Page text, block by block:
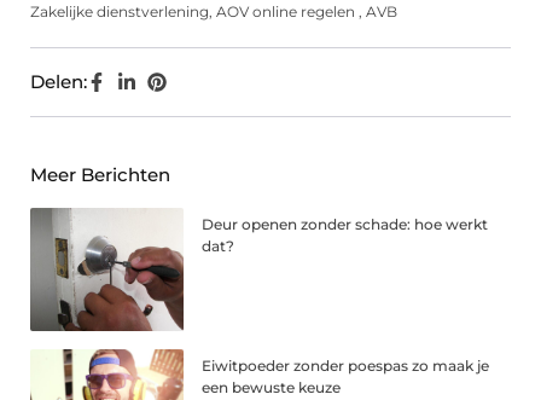
Zakelijke dienstverlening, AOV online regelen , AVB
Delen:
Meer Berichten
Deur openen zonder schade: hoe werkt
dat?
Eiwitpoeder zonder poespas zo maak je
een bewuste keuze